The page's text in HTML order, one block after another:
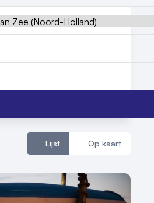
Lijst Op kaart